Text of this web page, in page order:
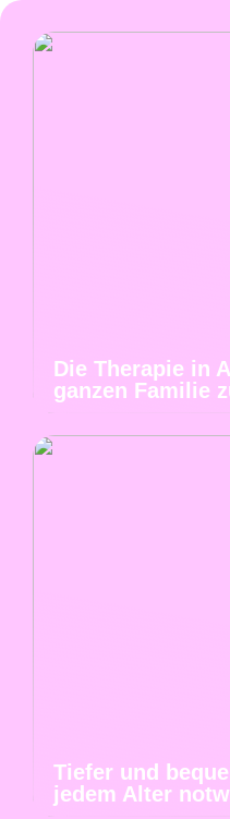
Die Therapie in
ganzen Familie
Tiefer und
jedem Alter